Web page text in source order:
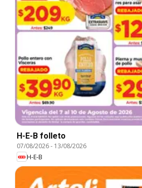
H-E-B folleto
07/08/2026- 13/08/2026
H-E-B